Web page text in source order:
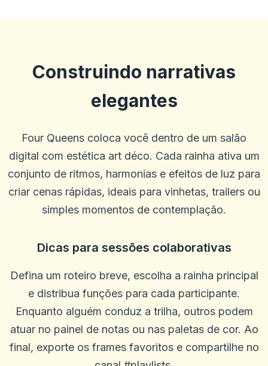
Construindo narrativas
elegantes
Four Queens coloca você dentro de um salão
digital com estética art déco. Cada rainha ativa um
conjunto de ritmos, harmonias e efeitos de luz para
criar cenas rápidas, ideais para vinhetas, trailers ou
simples momentos de contemplação.
Dicas para sessões colaborativas
Defina um roteiro breve, escolha a rainha principal
e distribua funções para cada participante.
Enquanto alguém conduz a trilha, outros podem
atuar no painel de notas ou nas paletas de cor. Ao
final, exporte os frames favoritos e compartilhe no
ron stuhr
Me dê meu dinheiro
0 0
W
Will
Ótimo atendimento ao cliente
0 0